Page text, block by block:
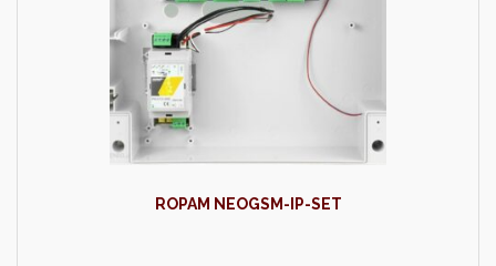
ROPAM NEOGSM-IP-SET